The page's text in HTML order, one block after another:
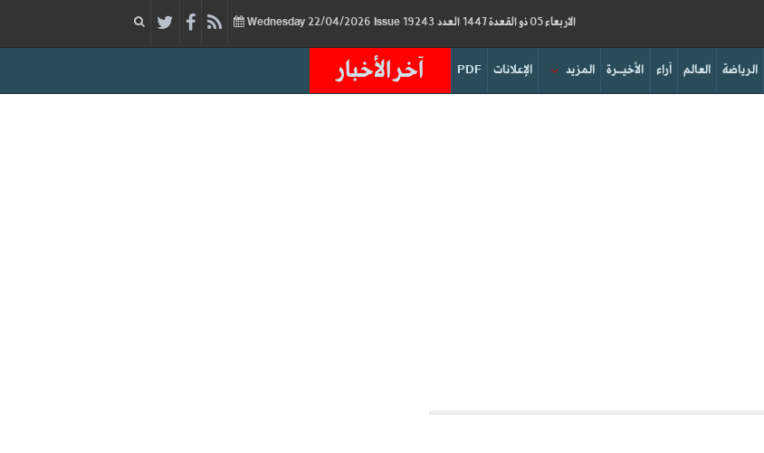
الاربعاء 05 ذو القعدة 1447 العدد 19243 22/04/2026 Issue
آخر الأخبار PDF الإعلانات المزيد الأخيــرة آراء العالم الرياضة